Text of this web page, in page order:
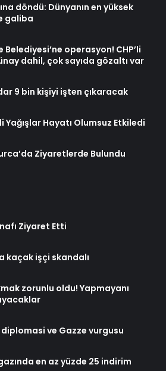
döndü: Dünyanın en yüksek
galiba
Belediyesi’ne operasyon! CHP’li
dahil, çok sayıda gözaltı var
9 bin kişiyi işten çıkaracak
Hayatı Olumsuz Etkiledi
Ziyaretlerde Bulundu
Ziyaret Etti
kaçak işçi skandalı
zorunlu oldu! Yapmayanı
diplomasi ve Gazze vurgusu
en az yüzde 25 indirim